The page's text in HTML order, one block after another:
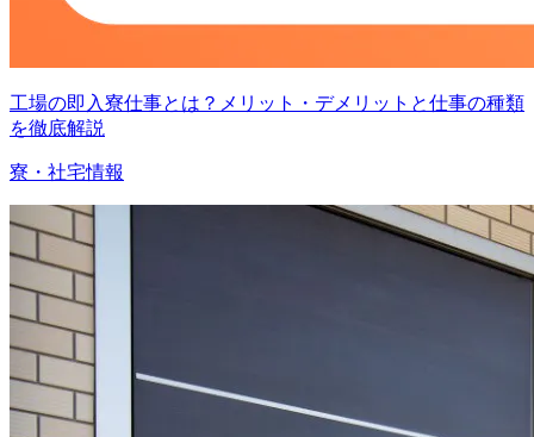
工場の即入寮仕事とは？メリット・デメリットと仕事の種類
を徹底解説
寮・社宅情報